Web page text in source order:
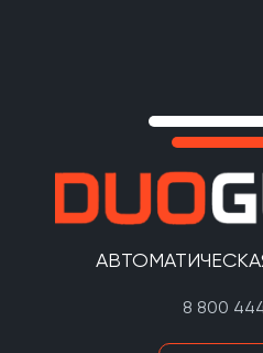
8 800